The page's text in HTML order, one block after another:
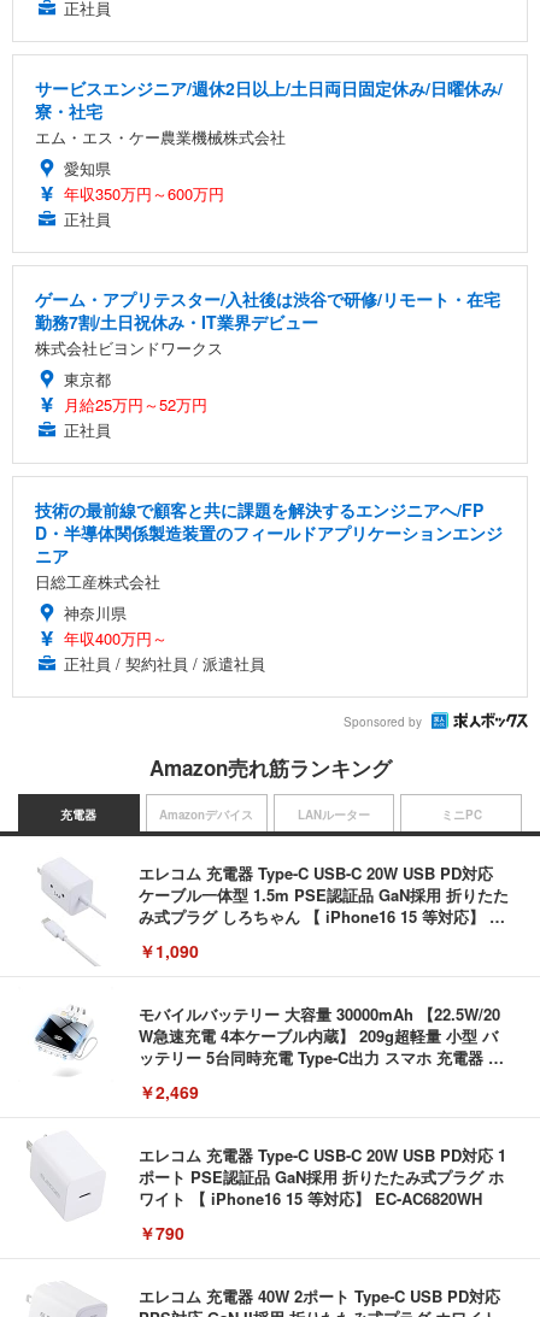
正社員
サービスエンジニア/週休2日以上/土日両日固定休み/日曜休み/
寮・社宅
エム・エス・ケー農業機械株式会社
愛知県
年収350万円～600万円
正社員
ゲーム・アプリテスター/入社後は渋谷で研修/リモート・在宅
勤務7割/土日祝休み・IT業界デビュー
株式会社ビヨンドワークス
東京都
月給25万円～52万円
正社員
技術の最前線で顧客と共に課題を解決するエンジニアへ/FP
D・半導体関係製造装置のフィールドアプリケーションエンジ
ニア
日総工産株式会社
神奈川県
年収400万円～
正社員 / 契約社員 / 派遣社員
Sponsored by
Amazon売れ筋ランキング
充電器
エレコム 充電器 Type-C USB-C 20W USB PD対応
ケーブル一体型 1.5m PSE認証品 GaN採用 折りたた
み式プラグ しろちゃん 【 iPhone16 15 等対応】 E
￥1,090
モバイルバッテリー 大容量 30000mAh 【22.5W/20
W急速充電 4本ケーブル内蔵】 209g超軽量 小型 バ
ッテリー 5台同時充電 Type-C出力 スマホ 充電器 LC
携帯充電器 停電対策 アウトドア/旅行/出張/防災/緊
急用 iOS/Android各種他対応 機内持込可 (高級白い)
￥2,469
エレコム 充電器 Type-C USB-C 20W USB PD対応 1
ポート PSE認証品 GaN採用 折りたたみ式プラグ ホ
ワイト 【 iPhone16 15 等対応】 EC-AC6820WH
￥790
エレコム 充電器 40W 2ポート Type-C USB PD対応
Amazonデバイス LANルーター ミニPC